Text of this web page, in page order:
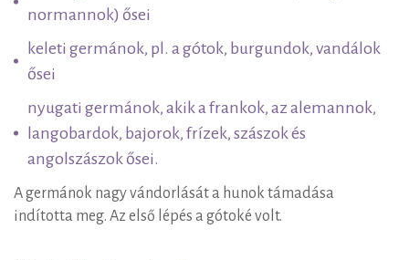
normannok) ősei
keleti germánok, pl. a gótok, burgundok, vandálok
ősei
nyugati germánok, akik a frankok, az alemannok,
langobardok, bajorok, frízek, szászok és
angolszászok ősei.
A germánok nagy vándorlását a hunok támadása
indította meg. Az első lépés a gótoké volt.